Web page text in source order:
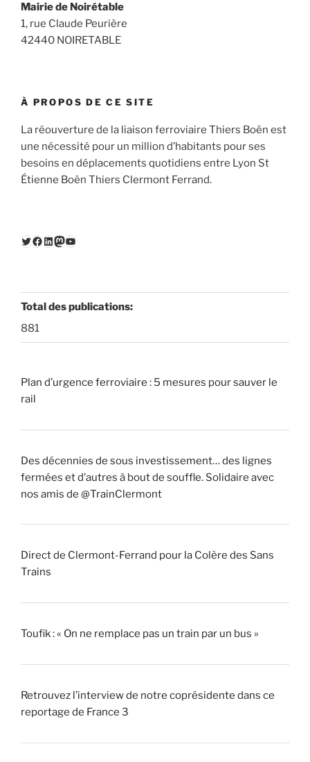
Mairie de Noirétable
1, rue Claude Peurière
42440 NOIRETABLE
À PROPOS DE CE SITE
La réouverture de la liaison ferroviaire Thiers Boën est
une nécessité pour un million d’habitants pour ses
besoins en déplacements quotidiens entre Lyon St
Étienne Boën Thiers Clermont Ferrand.
Twitter
Facebook
LinkedIn
Mastodon
YouTube
Total des publications:
881
Plan d’urgence ferroviaire : 5 mesures pour sauver le
rail
Des décennies de sous investissement… des lignes
fermées et d’autres à bout de souffle. Solidaire avec
nos amis de @TrainClermont
Direct de Clermont-Ferrand pour la Colère des Sans
Trains
Toufik : « On ne remplace pas un train par un bus »
Retrouvez l’interview de notre coprésidente dans ce
reportage de France 3